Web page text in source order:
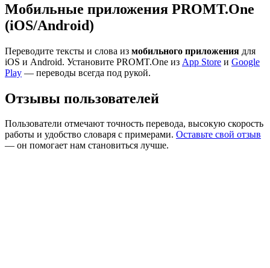
Мобильные приложения PROMT.One
(iOS/Android)
Переводите тексты и слова из мобильного приложения для
iOS и Android. Установите PROMT.One из App Store и Google
Play — переводы всегда под рукой.
Отзывы пользователей
Пользователи отмечают точность перевода, высокую скорость
работы и удобство словаря с примерами. Оставьте свой отзыв
— он помогает нам становиться лучше.